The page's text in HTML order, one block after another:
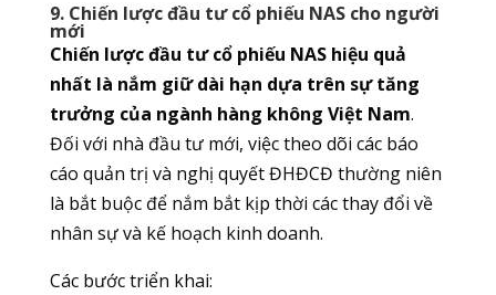
9. Chiến lược đầu tư cổ phiếu NAS cho người
mới
Chiến lược đầu tư cổ phiếu NAS hiệu quả
nhất là nắm giữ dài hạn dựa trên sự tăng
trưởng của ngành hàng không Việt Nam.
Đối với nhà đầu tư mới, việc theo dõi các báo
cáo quản trị và nghị quyết ĐHĐCĐ thường niên
là bắt buộc để nắm bắt kịp thời các thay đổi về
nhân sự và kế hoạch kinh doanh.
Các bước triển khai: